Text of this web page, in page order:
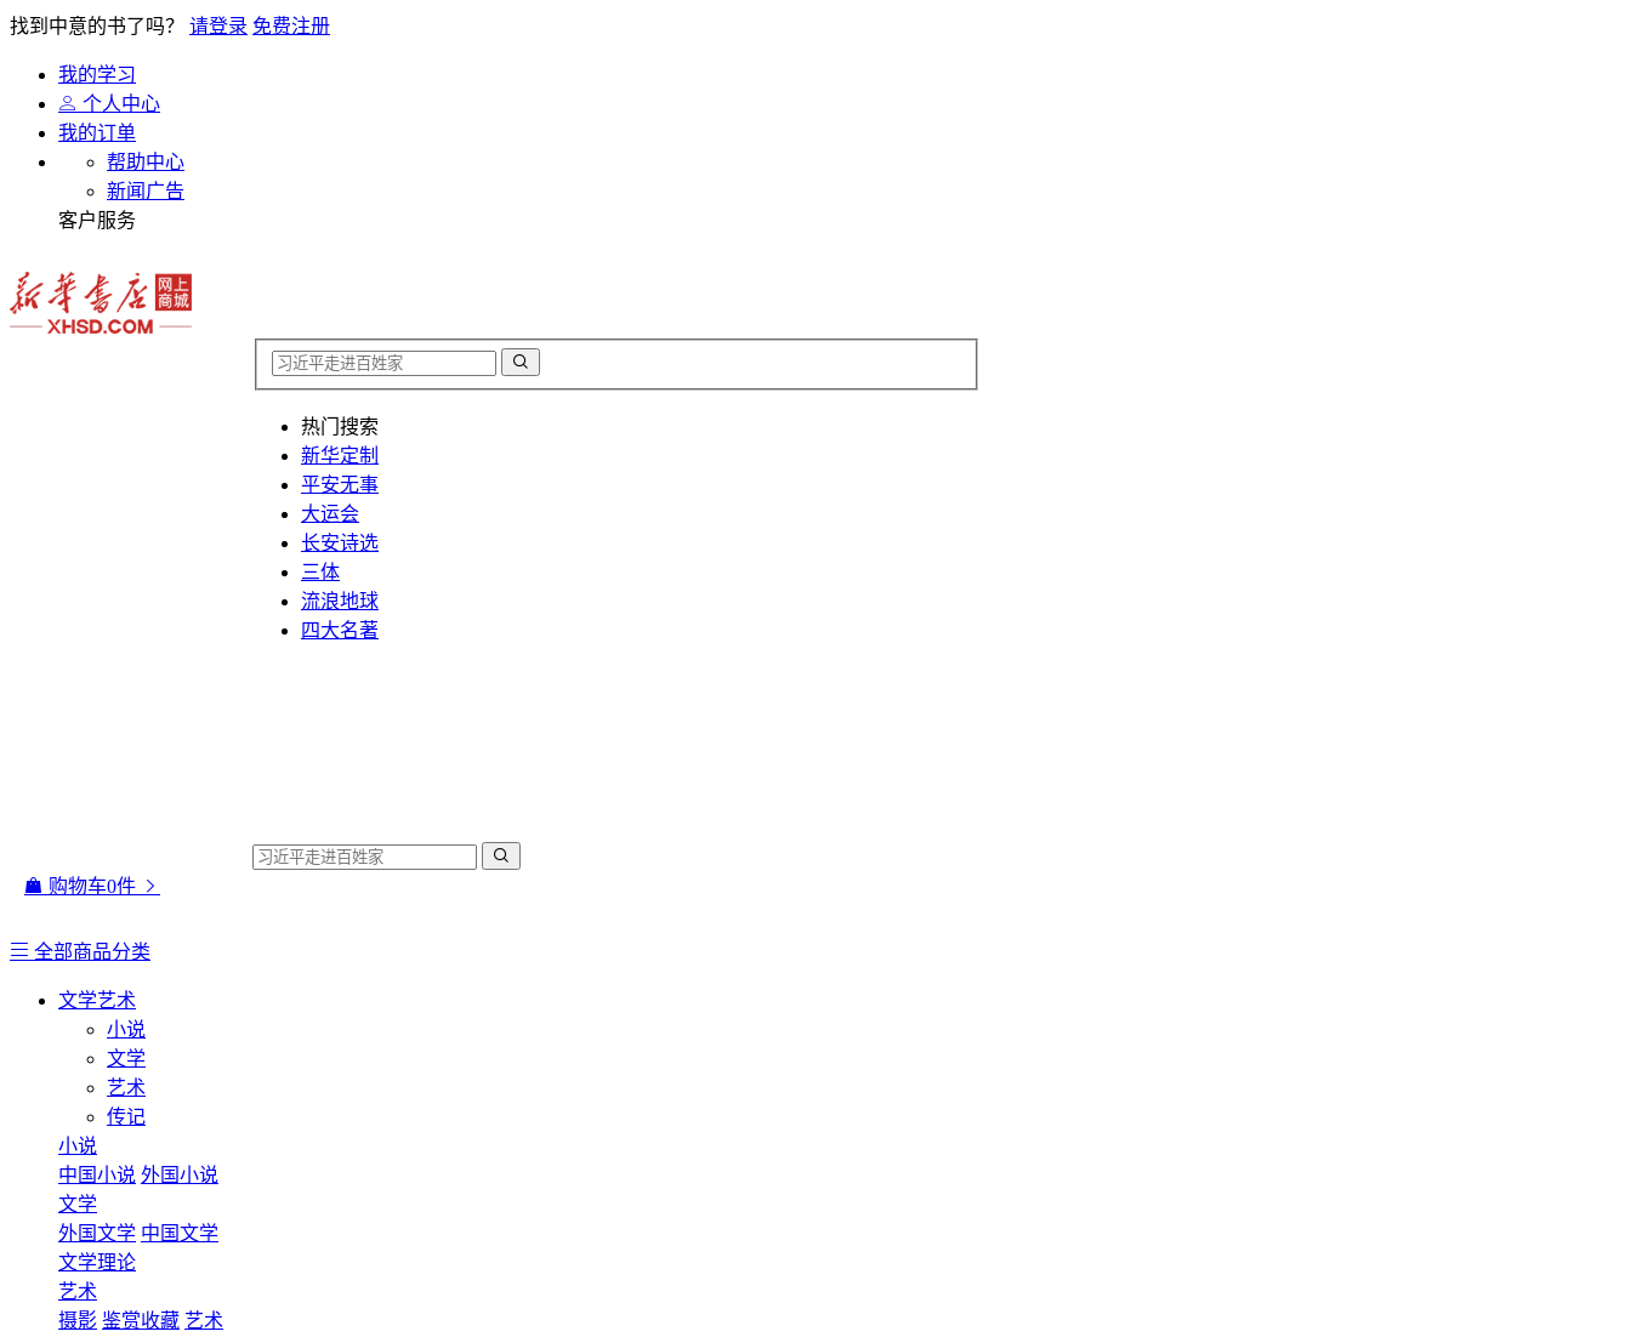
找到中意的书了吗？ 请登录 免费注册
我的学习
个人中心
我的订单
帮助中心
新闻广告
客户服务
热门搜索
新华定制
平安无事
大运会
长安诗选
三体
流浪地球
四大名著
购物车0件
全部商品分类
文学艺术
小说
文学
艺术
传记
小说
中国小说 外国小说
文学
外国文学 中国文学
文学理论
艺术
摄影 鉴赏收藏 艺术